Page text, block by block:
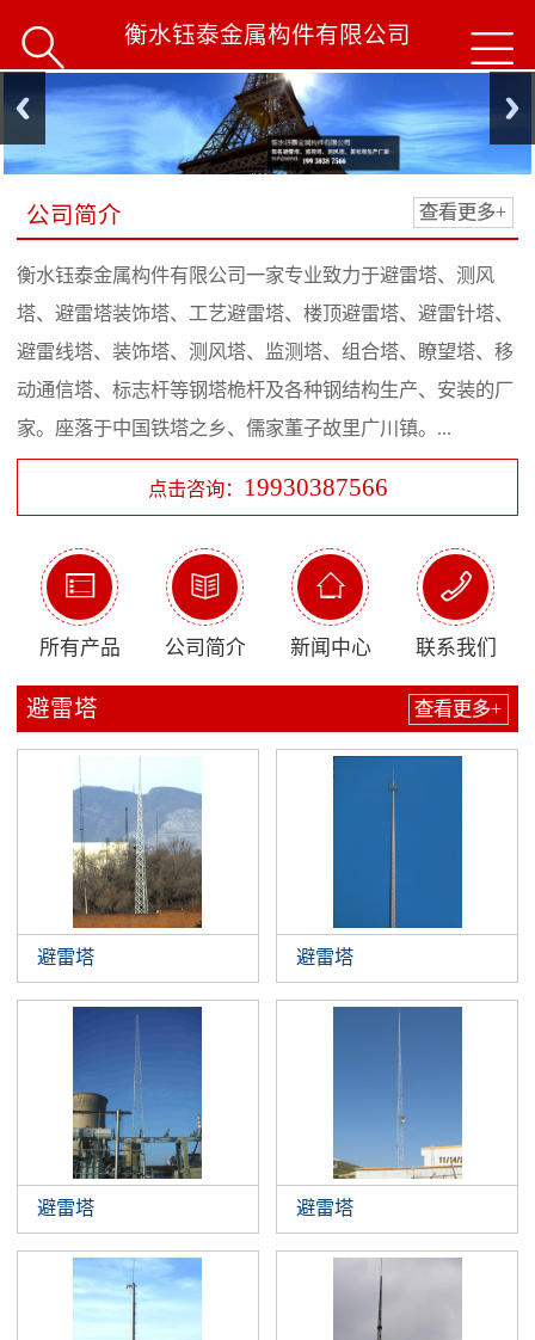

 衡水钰泰金属构件有限公司
公司简介 查看更多+
衡水钰泰金属构件有限公司一家专业致力于避雷塔、测风
塔、避雷塔装饰塔、工艺避雷塔、楼顶避雷塔、避雷针塔、
避雷线塔、装饰塔、测风塔、监测塔、组合塔、瞭望塔、移
动通信塔、标志杆等钢塔桅杆及各种钢结构生产、安装的厂
家。座落于中国铁塔之乡、儒家董子故里广川镇。...
点击咨询： 19930387566

所有产品

公司简介

新闻中心

联系我们
避雷塔 查看更多+
避雷塔 避雷塔
避雷塔 避雷塔